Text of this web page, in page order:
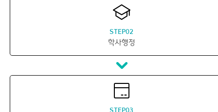
STEP02
학사행정
STEP03